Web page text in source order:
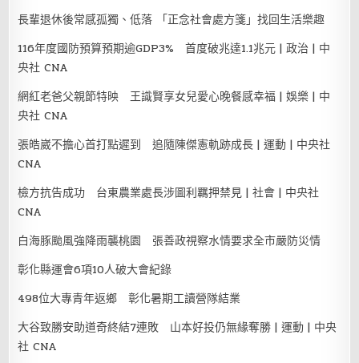
長輩退休後常感孤獨、低落 「正念社會處方箋」找回生活樂趣
116年度國防預算預期逾GDP3% 首度破兆達1.1兆元 | 政治 | 中
央社 CNA
網紅老爸父親節特映 王識賢享女兒愛心晚餐感幸福 | 娛樂 | 中
央社 CNA
張皓崴不擔心首打點遲到 追隨陳傑憲軌跡成長 | 運動 | 中央社
CNA
檢方抗告成功 台東農業處長涉圖利羈押禁見 | 社會 | 中央社
CNA
白海豚颱風強降雨襲桃園 張善政視察水情要求全市嚴防災情
彰化縣運會6項10人破大會紀錄
498位大專青年返鄉 彰化暑期工讀營隊結業
大谷致勝安助道奇終結7連敗 山本好投仍無緣奪勝 | 運動 | 中央
社 CNA